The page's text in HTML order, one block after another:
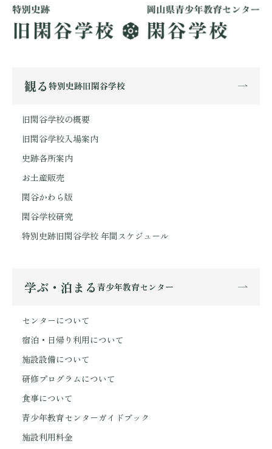
観る 特別史跡旧閑谷学校
旧閑谷学校の概要
旧閑谷学校入場案内
史跡各所案内
お土産販売
閑谷かわら版
閑谷学校研究
特別史跡旧閑谷学校 年間スケジュール
学ぶ・泊まる 青少年教育センター
センターについて
宿泊・日帰り利用について
施設設備について
研修プログラムについて
食事について
青少年教育センターガイドブック
施設利用料金